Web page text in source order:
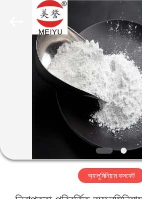
আমাদের
সম্বন্ধে
অ্যালুমিনিয়াম ফসফেট